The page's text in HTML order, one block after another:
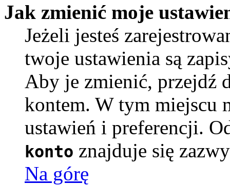
Jak zmienić moje
Jeżeli jesteś
twoje ustawienia są
Aby je zmienić, przejdź
kontem. W tym miejscu
ustawień i preferencji.
konto znajduje się
Na górę